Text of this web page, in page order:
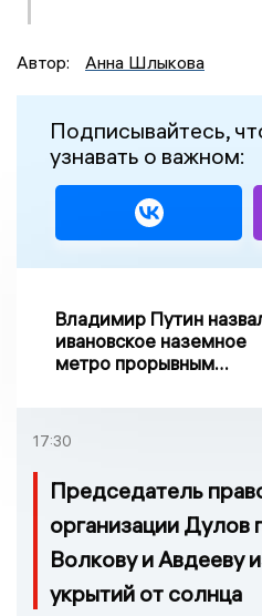
Автор: Анна Шлыкова
Подписывайтесь,
узнавать о важном:
Владимир Путин
ивановское наземное
метро прорывным
17:30
Председатель
организации Дулов
Волкову и Авдееву
укрытий от солнца